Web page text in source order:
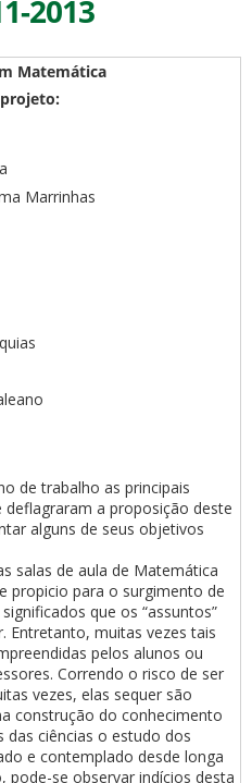
2013
Matemática
Marrinhas
de trabalho as principais
a proposição deste
alguns de seus objetivos
salas de aula de Matemática
propicio para o surgimento de
que os “assuntos”
Entretanto, muitas vezes tais
pelos alunos ou
Correndo o risco de ser
vezes, elas sequer são
construção do conhecimento
das ciências o estudo dos
e contemplado desde longa
pode-se observar indícios desta